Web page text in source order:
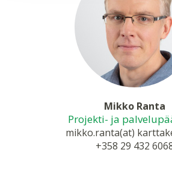
Mikko Ranta
Projekti- ja
mikko.ranta(at)
+358 29 432